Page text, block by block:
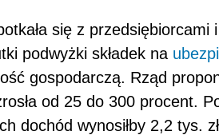
się z
podwyżki składek na
gospodarczą. Rząd
od 25 do 300 procent.
dochód wynosiłby 2,2 tys.